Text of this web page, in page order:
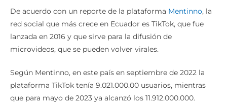
De acuerdo con un reporte de la plataforma Mentinno, la
red social que más crece en Ecuador es TikTok, que fue
lanzada en 2016 y que sirve para la difusión de
microvideos, que se pueden volver virales.
Según Mentinno, en este país en septiembre de 2022 la
plataforma TikTok tenía 9.021.000.00 usuarios, mientras
que para mayo de 2023 ya alcanzó los 11.912.000.000.